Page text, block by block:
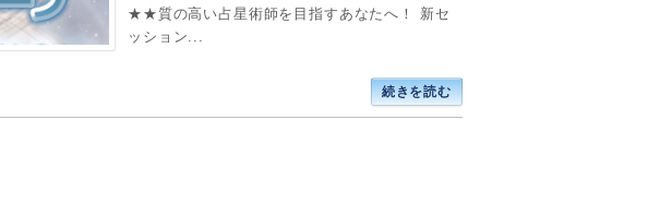
★★質の高い占星術師を目指すあなたへ！ 新セ
ッション...
続きを読む